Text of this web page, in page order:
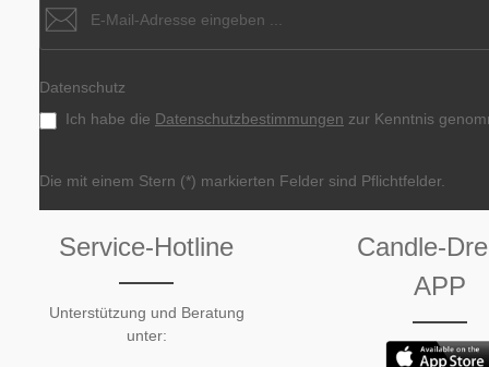
Datenschutz
Ich habe die Datenschutzbestimmungen zur Kenntnis
Die mit einem Stern (*) markierten Felder sind Pflichtfelder.
Service-Hotline
Unterstützung und Beratung
unter:
Candle-
APP